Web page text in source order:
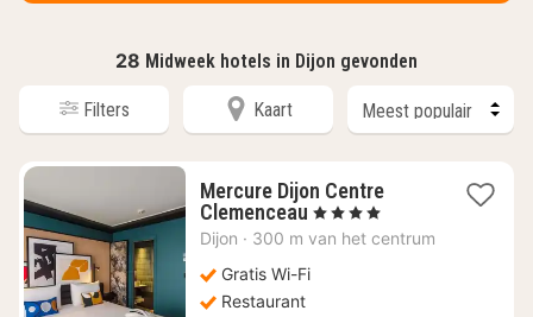
28 Midweek hotels in Dijon gevonden
Filters Kaart
Mercure Dijon Centre
Clemenceau 4
nachten
, 4 Sterren
Dijon · 300 m van het centrum
Gratis Wi-Fi
Restaurant